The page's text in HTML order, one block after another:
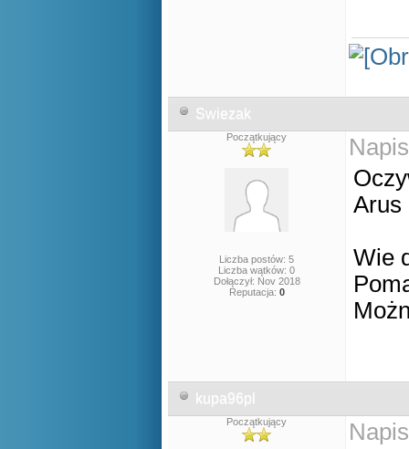
Swiezak
Początkujący
Liczba postów: 5
Liczba wątków: 0
Dołączył: Nov 2018
Reputacja: 0
Arus
Wie
kupa96pl
Początkujący